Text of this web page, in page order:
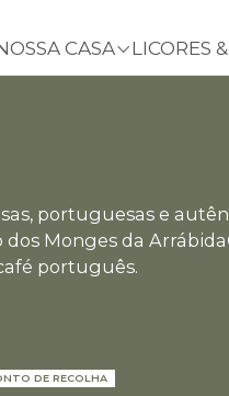
CASA LICORES
portuguesas e
dos Monges da
português.
DE RECOLHA